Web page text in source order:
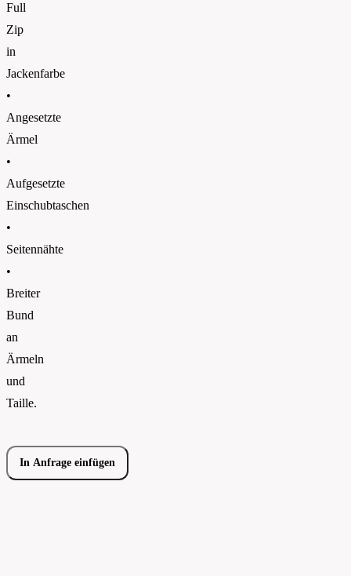
Full
Zip
in
Jackenfarbe
•
Angesetzte
Ärmel
•
Aufgesetzte
Einschubtaschen
•
Seitennähte
•
Breiter
Bund
an
Ärmeln
und
Taille.
In Anfrage einfügen